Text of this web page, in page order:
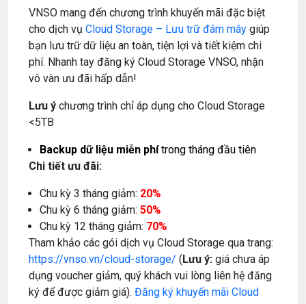
VNSO mang đến chương trình khuyến mãi đặc biệt
cho dịch vụ Cloud Storage – Lưu trữ đám mây giúp
bạn lưu trữ dữ liệu an toàn, tiện lợi và tiết kiệm chi
phí. Nhanh tay đăng ký Cloud Storage VNSO, nhận
vô vàn ưu đãi hấp dẫn!
Lưu ý chương trình chỉ áp dụng cho Cloud Storage
<5TB
Backup dữ liệu miễn phítrong tháng đầu tiên
Chi tiết ưu đãi:
Chu kỳ 3 tháng giảm: 20%
Chu kỳ 6 tháng giảm: 50%
Chu kỳ 12 tháng giảm: 70%
Tham khảo các gói dịch vụ Cloud Storage qua trang:
https://vnso.vn/cloud-storage/ (Lưu ý: giá chưa áp
dụng voucher giảm, quý khách vui lòng liên hệ đăng
ký để được giảm giá). Đăng ký khuyến mãi Cloud